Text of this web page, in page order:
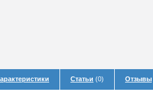
Статьи (0) Отзывы